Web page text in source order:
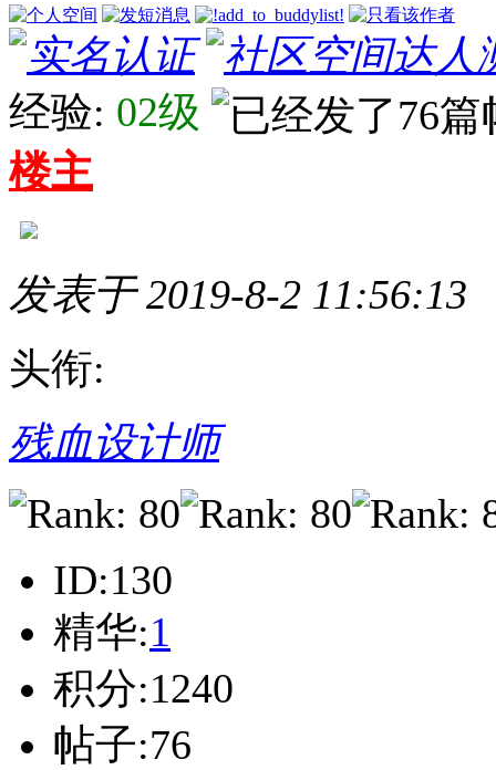
经验: 02级
楼主
发表于 2019-8-2 11:56:13
头衔:
残血设计师
ID:130
精华:1
积分:1240
帖子:76